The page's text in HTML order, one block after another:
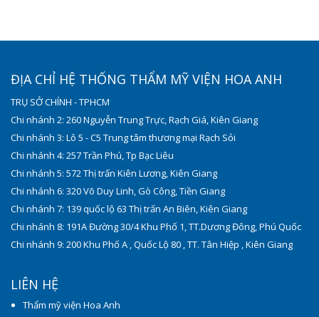
ĐỊA CHỈ HỆ THỐNG THẨM MỸ VIỆN HOA ANH
TRỤ SỞ CHÍNH - TPHCM
Chi nhánh 2: 260 Nguyễn Trung Trực, Rạch Giá, Kiên Giang
Chi nhánh 3: Lô 5 - C5 Trung tâm thương mại Rạch Sỏi
Chi nhánh 4: 257 Trần Phú, Tp Bạc Liêu
Chi nhánh 5: 572 Thị trấn Kiên Lương, Kiên Giang
Chi nhánh 6: 320 Võ Duy Linh, Gò Công, Tiền Giang
Chi nhánh 7: 139 quốc lộ 63 Thị trấn An Biên, Kiên Giang
Chi nhánh 8: 191A Đường 30/4 Khu Phố 1, TT.Dương Đông, Phú Quốc
Chi nhánh 9: 200 Khu Phố A , Quốc Lộ 80 , TT. Tân Hiệp , Kiên Giang
LIÊN HỆ
Thẩm mỹ viện Hoa Anh